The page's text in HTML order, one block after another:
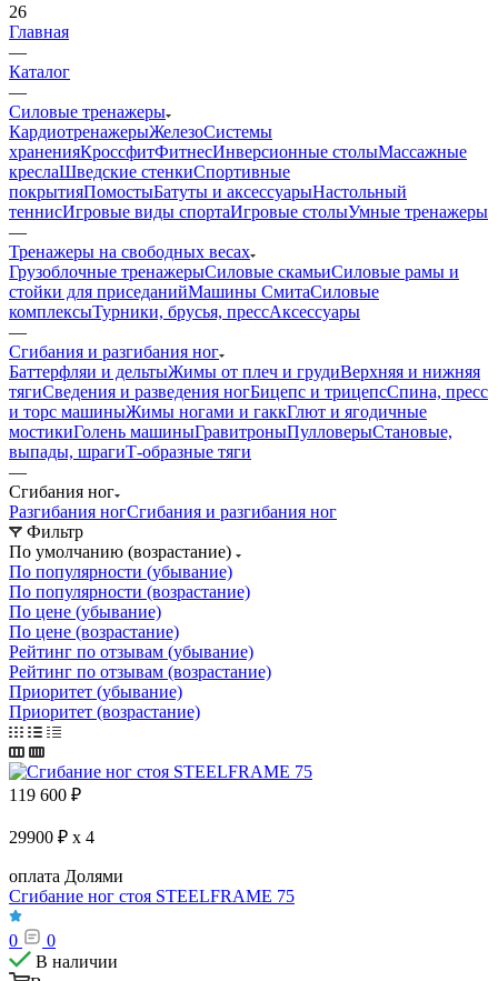
26
Главная
—
Каталог
—
Силовые тренажеры
КардиотренажерыЖелезоСистемы
храненияКроссфитФитнесИнверсионные столыМассажные
креслаШведские стенкиСпортивные
покрытияПомостыБатуты и аксессуарыНастольный
теннисИгровые виды спортаИгровые столыУмные тренажеры
—
Тренажеры на свободных весах
Грузоблочные тренажерыСиловые скамьиСиловые рамы и
стойки для приседанийМашины СмитаСиловые
комплексыТурники, брусья, прессАксессуары
—
Сгибания и разгибания ног
Баттерфляи и дельтыЖимы от плеч и грудиВерхняя и нижняя
тягиСведения и разведения ногБицепс и трицепсСпина, пресс
и торс машиныЖимы ногами и гаккГлют и ягодичные
мостикиГолень машиныГравитроныПулловерыСтановые,
выпады, шрагиТ-образные тяги
—
Сгибания ног
Разгибания ногСгибания и разгибания ног
Фильтр
По умолчанию (возрастание)
По популярности (убывание)
По популярности (возрастание)
По цене (убывание)
По цене (возрастание)
Рейтинг по отзывам (убывание)
Рейтинг по отзывам (возрастание)
Приоритет (убывание)
Приоритет (возрастание)
119 600 ₽
29900 ₽ x 4
оплата Долями
Сгибание ног стоя STEELFRAME 75
0
0
В наличии